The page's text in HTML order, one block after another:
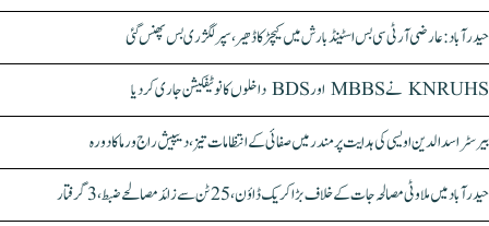
حیدرآباد: عارضی آر ٹی سی بس اسٹینڈ بارش میں کیچڑ کا ڈھیر، سپر لگژری بس پھنس گئی
KNRUHS نے MBBS اور BDS داخلوں کا نوٹیفکیشن جاری کر دیا
بیرسٹر اسدالدین اویسی کی ہدایت پر مندر میں صفائی کے انتظامات تیز، دیپیش راج ورما کا دورہ
حیدرآباد میں ملاوٹی مصالحہ جات کے خلاف بڑا کریک ڈاؤن، 25 ٹن سے زائد مصالحے ضبط، 3 گرفتار